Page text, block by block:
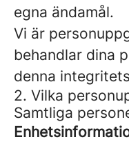
egna ändamål.
Vi är
behandlar dina
denna
2. Vilka
Samtliga